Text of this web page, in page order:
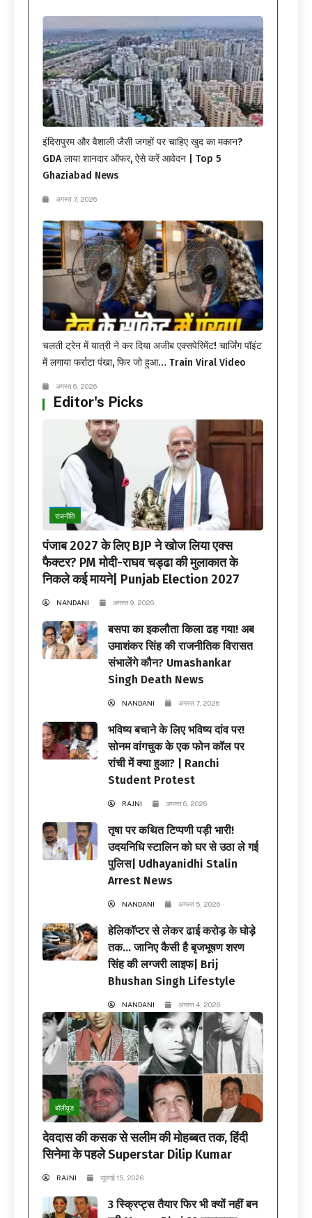
इंदिरापुरम और वैशाली जैसी जगहों पर चाहिए खुद का मकान?
GDA लाया शानदार ऑफर, ऐसे करें आवेदन | Top 5
Ghaziabad News
अगस्त 7, 2026
चलती ट्रेन में यात्री ने कर दिया अजीब एक्सपेरिमेंट! चार्जिंग पॉइंट
में लगाया फर्राटा पंखा, फिर जो हुआ… Train Viral Video
अगस्त 6, 2026
Editor's Picks
राजनीति
पंजाब 2027 के लिए BJP ने खोज लिया एक्स
फैक्टर? PM मोदी-राघव चड्ढा की मुलाकात के
निकले कई मायने| Punjab Election 2027
NANDANI अगस्त 9, 2026
बसपा का इकलौता किला ढह गया! अब
उमाशंकर सिंह की राजनीतिक विरासत
संभालेंगे कौन? Umashankar
Singh Death News
NANDANI अगस्त 7, 2026
भविष्य बचाने के लिए भविष्य दांव पर!
सोनम वांगचुक के एक फोन कॉल पर
रांची में क्या हुआ? | Ranchi
Student Protest
RAJNI अगस्त 6, 2026
तृषा पर कथित टिप्पणी पड़ी भारी!
उदयनिधि स्टालिन को घर से उठा ले गई
पुलिस| Udhayanidhi Stalin
Arrest News
NANDANI अगस्त 5, 2026
हेलिकॉप्टर से लेकर ढाई करोड़ के घोड़े
तक… जानिए कैसी है बृजभूषण शरण
सिंह की लग्जरी लाइफ| Brij
Bhushan Singh Lifestyle
NANDANI अगस्त 4, 2026
बॉलीवुड
देवदास की कसक से सलीम की मोहब्बत तक, हिंदी
सिनेमा के पहले Superstar Dilip Kumar
RAJNI जुलाई 15, 2026
3 स्क्रिप्ट्स तैयार फिर भी क्यों नहीं बन